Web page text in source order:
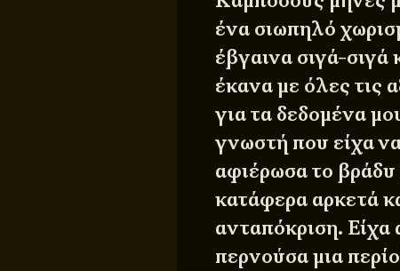
ένα σιωπηλό
έβγαινα σιγά-σιγά
έκανα με όλες τις
για τα δεδομένα
γνωστή που είχα
αφιέρωσα το βράδυ
κατάφερα αρκετά
ανταπόκριση. Είχα
περνούσα μια